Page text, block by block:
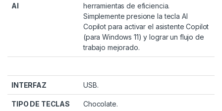
AI
herramientas de eficiencia.
Simplemente presione la tecla AI
Copilot para activar el asistente Copilot
(para Windows 11) y lograr un flujo de
trabajo mejorado.
INTERFAZ USB.
TIPO DE TECLAS Chocolate.